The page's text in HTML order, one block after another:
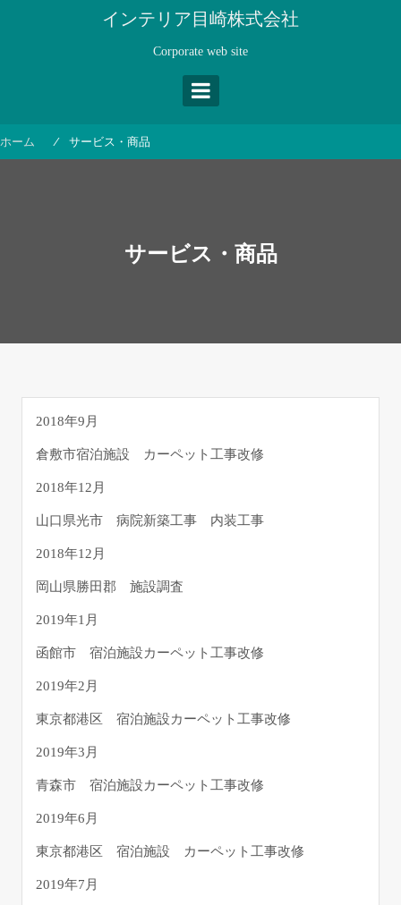
キ
インテリア目崎株式会社
Corporate web site
ホーム サービス・商品
サービス・商品
2018年9月
倉敷市宿泊施設 カーペット工事改修
2018年12月
山口県光市 病院新築工事 内装工事
2018年12月
岡山県勝田郡 施設調査
2019年1月
函館市 宿泊施設カーペット工事改修
2019年2月
東京都港区 宿泊施設カーペット工事改修
2019年3月
青森市 宿泊施設カーペット工事改修
2019年6月
東京都港区 宿泊施設 カーペット工事改修
2019年7月